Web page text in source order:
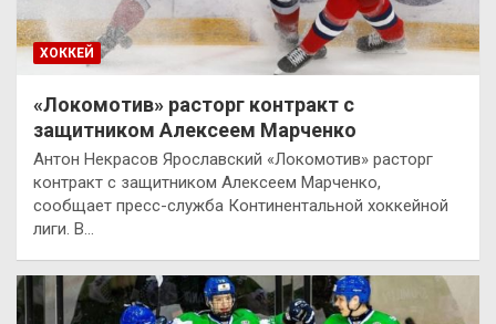
ХОККЕЙ
«Локомотив» расторг контракт с
защитником Алексеем Марченко
Антон Некрасов Ярославский «Локомотив» расторг
контракт с защитником Алексеем Марченко,
сообщает пресс-служба Континентальной хоккейной
лиги. В…